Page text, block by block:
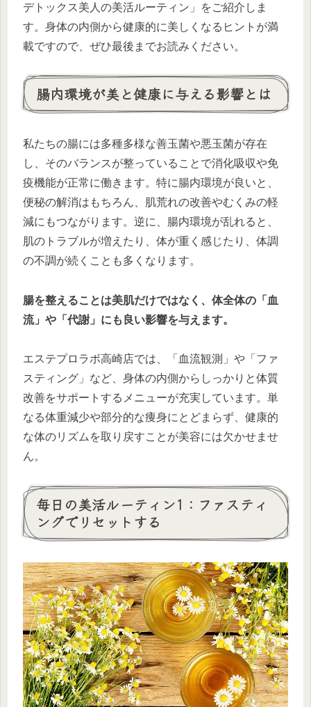
デトックス美人の美活ルーティン」をご紹介しま
す。身体の内側から健康的に美しくなるヒントが満
載ですので、ぜひ最後までお読みください。
腸内環境が美と健康に与える影響とは
私たちの腸には多種多様な善玉菌や悪玉菌が存在
し、そのバランスが整っていることで消化吸収や免
疫機能が正常に働きます。特に腸内環境が良いと、
便秘の解消はもちろん、肌荒れの改善やむくみの軽
減にもつながります。逆に、腸内環境が乱れると、
肌のトラブルが増えたり、体が重く感じたり、体調
の不調が続くことも多くなります。
腸を整えることは美肌だけではなく、体全体の「血
流」や「代謝」にも良い影響を与えます。
エステプロラボ高崎店では、「血流観測」や「ファ
スティング」など、身体の内側からしっかりと体質
改善をサポートするメニューが充実しています。単
なる体重減少や部分的な痩身にとどまらず、健康的
な体のリズムを取り戻すことが美容には欠かせませ
ん。
毎日の美活ルーティン1：ファスティ
ングでリセットする